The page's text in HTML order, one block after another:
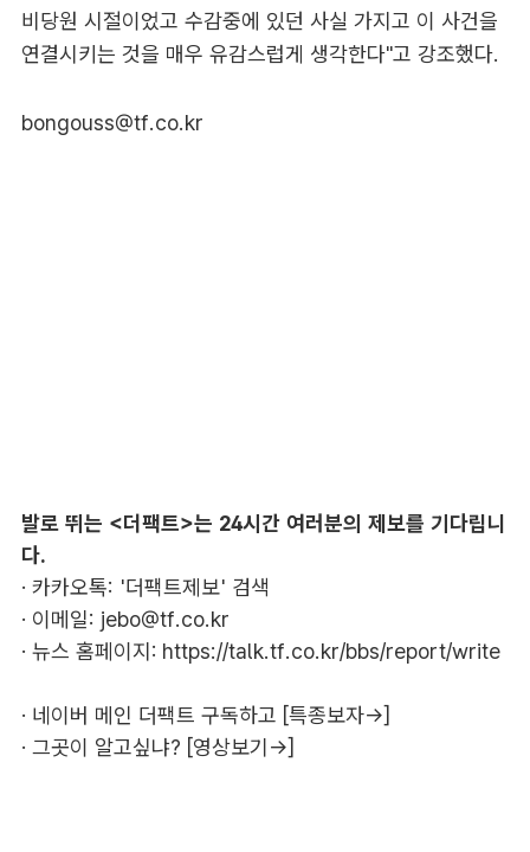
비당원 시절이었고 수감중에 있던 사실 가지고 이 사건을
연결시키는 것을 매우 유감스럽게 생각한다"고 강조했다.
bongouss@tf.co.kr
발로 뛰는 <더팩트>는 24시간 여러분의 제보를 기다립니
다.
· 카카오톡: '더팩트제보' 검색
· 이메일: jebo@tf.co.kr
· 뉴스 홈페이지: https://talk.tf.co.kr/bbs/report/write
· 네이버 메인 더팩트 구독하고 [특종보자→]
· 그곳이 알고싶냐? [영상보기→]